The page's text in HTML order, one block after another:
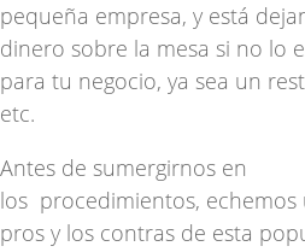
pequeña empresa, y está
dinero sobre la mesa si no lo
para tu negocio, ya sea un
etc.
Antes de sumergirnos en
los procedimientos, echemos
pros y los contras de esta